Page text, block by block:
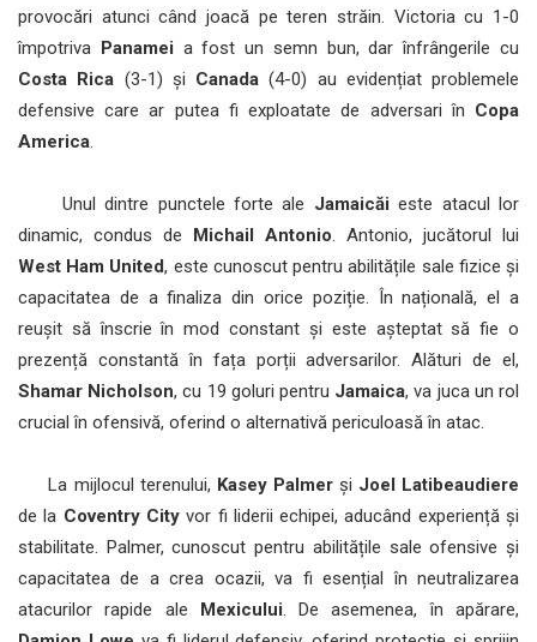
provocări atunci când joacă pe teren străin. Victoria cu 1-0
împotriva
Panamei a fost un semn bun, dar înfrângerile cu
Costa Rica (3-1) și Canada (4-0) au evidențiat problemele
defensive care ar putea fi exploatate de adversari în Copa
America.
Unul dintre punctele forte ale Jamaicăi este atacul lor
dinamic, condus de
Michail Antonio. Antonio, jucătorul lui
West Ham United, este cunoscut pentru abilitățile sale fizice și
capacitatea de a finaliza din orice poziție. În națională, el a
reușit să înscrie în mod constant și este așteptat să fie o
prezență constantă în fața porții adversarilor. Alături de el,
Shamar Nicholson, cu 19 goluri pentru Jamaica, va juca un rol
crucial în ofensivă, oferind o alternativă periculoasă în atac.
La mijlocul terenului, Kasey Palmerși Joel Latibeaudiere
de la Coventry Cityvor fi liderii echipei, aducând experiență și
stabilitate. Palmer, cunoscut pentru abilitățile sale ofensive și
capacitatea de a crea ocazii, va fi esențial în neutralizarea
atacurilor rapide ale
Mexicului. De asemenea, în apărare,